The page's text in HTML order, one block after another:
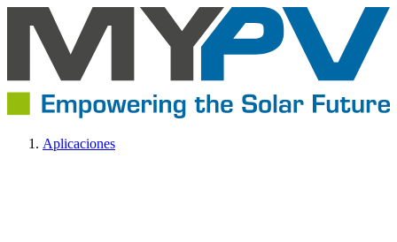
Aplicaciones